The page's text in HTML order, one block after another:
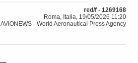
red/f - 1269168
Roma, Italia, 19/05/2026 11:20
AVIONEWS - World Aeronautical Press Agency